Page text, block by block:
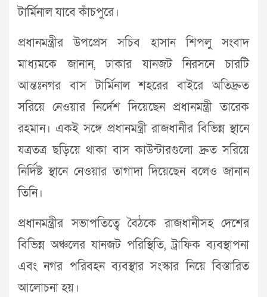
টার্মিনাল যাবে কাঁচপুরে।
প্রধানমন্ত্রীর উপপ্রেস সচিব হাসান শিপলু সংবাদ
মাধ্যমকে জানান, ঢাকার যানজট নিরসনে চারটি
আন্তঃনগর বাস টার্মিনাল শহরের বাইরে অতিদ্রুত
সরিয়ে নেওয়ার নির্দেশ দিয়েছেন প্রধানমন্ত্রী তারেক
রহমান। একই সঙ্গে প্রধানমন্ত্রী রাজধানীর বিভিন্ন স্থানে
যত্রতত্র ছড়িয়ে থাকা বাস কাউন্টারগুলো দ্রুত সরিয়ে
নির্দিষ্ট স্থানে নেওয়ার তাগাদা দিয়েছেন বলেও জানান
তিনি।
প্রধানমন্ত্রীর সভাপতিত্বে বৈঠকে রাজধানীসহ দেশের
বিভিন্ন অঞ্চলের যানজট পরিস্থিতি, ট্রাফিক ব্যবস্থাপনা
এবং নগর পরিবহন ব্যবস্থার সংস্কার নিয়ে বিস্তারিত
আলোচনা হয়।